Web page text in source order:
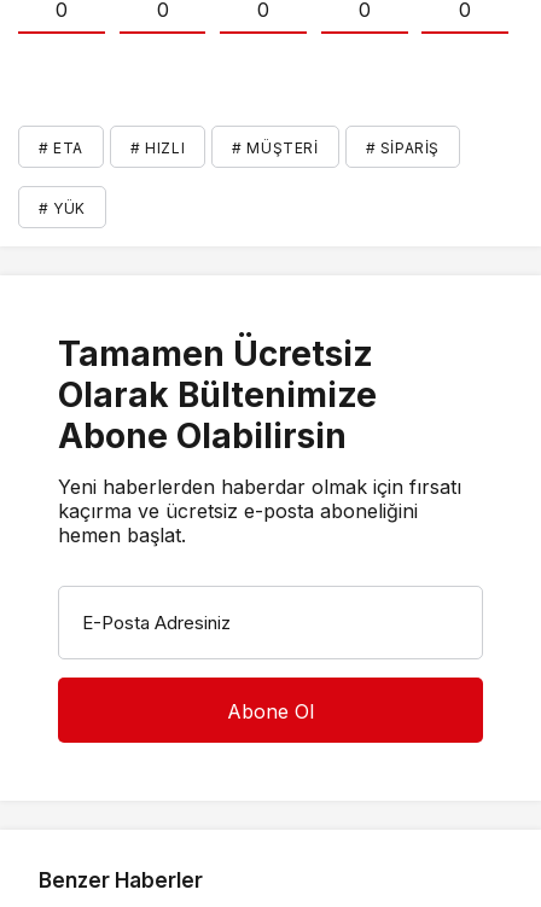
0 0 0 0 0
# ETA # HIZLI # MÜŞTERI # SIPARIŞ
# YÜK
Tamamen Ücretsiz
Olarak Bültenimize
Abone Olabilirsin
Yeni haberlerden haberdar olmak için fırsatı
kaçırma ve ücretsiz e-posta aboneliğini
hemen başlat.
E-Posta Adresiniz
Benzer Haberler